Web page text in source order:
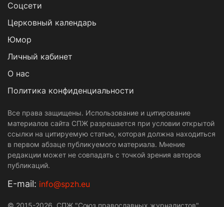
Cоцсети
Церковный календарь
Юмор
Личный кабинет
О нас
Политика конфиденциальности
Все права защищены. Использование и цитирование
материалов сайта СПЖ разрешается при условии открытой
ссылки на цитируемую статью, которая должна находиться
в первом абзаце публикуемого материала. Мнение
редакции может не совпадать с точкой зрения авторов
публикаций.
Е-mail: info@spzh.eu